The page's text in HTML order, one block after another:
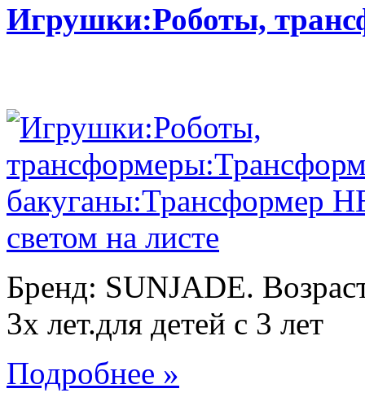
Игрушки:Роботы,
Бренд: SUNJADE.
3х лет.для детей с 3 лет
Подробнее »